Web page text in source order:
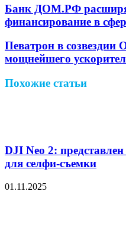
через
электронную
почту
Банк ДОМ.РФ
финансирование в
Певатрон в созвездии
мощнейшего
Похожие статьи
DJI Neo 2:
для селфи-съемки
01.11.2025